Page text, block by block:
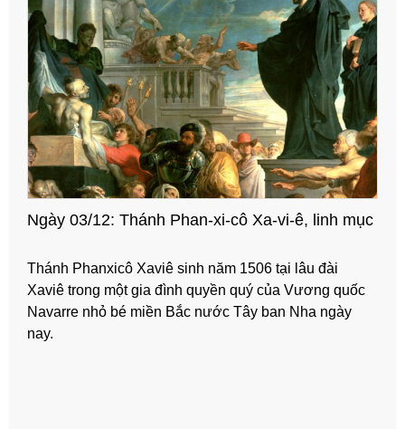
Ngày 03/12: Thánh Phan-xi-cô Xa-vi-ê, linh mục
Thánh Phanxicô Xaviê sinh năm 1506 tại lâu đài
Xaviê trong một gia đình quyền quý của Vương quốc
Navarre nhỏ bé miền Bắc nước Tây ban Nha ngày
nay.